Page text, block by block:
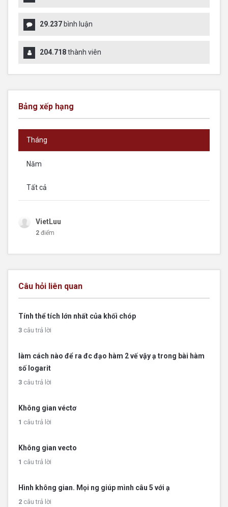
29.237 bình luận
204.718thành viên
Bảng xếp hạng
Tháng
Năm
Tất cả
VietLuu
2 điểm
Câu hỏi liên quan
Tính thể tích lớn nhất của khối chóp
3 câu trả lời
làm cách nào để ra đc đạo hàm 2 vế vậy ạ trong bài hàm
số logarit
3 câu trả lời
Không gian véctơ
1 câu trả lời
Không gian vecto
1 câu trả lời
Hình không gian. Mọi ng giúp mình câu 5 với ạ
2 câu trả lời